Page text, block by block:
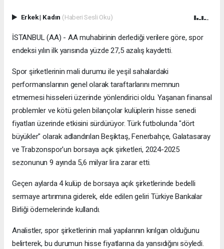
Erkek| Kadın (Haberi Sesli Oku)
İSTANBUL (AA) - AA muhabirinin derlediği verilere göre, spor
endeksi yılın ilk yarısında yüzde 27,5 azalış kaydetti.
Spor şirketlerinin mali durumu ile yeşil sahalardaki
performanslarının genel olarak taraftarlarını memnun
etmemesi hisseleri üzerinde yönlendirici oldu. Yaşanan finansal
problemler ve kötü gelen bilançolar kulüplerin hisse senedi
fiyatları üzerinde etkisini sürdürüyor. Türk futbolunda "dört
büyükler" olarak adlandırılan Beşiktaş, Fenerbahçe, Galatasaray
ve Trabzonspor'un borsaya açık şirketleri, 2024-2025
sezonunun 9 ayında 5,6 milyar lira zarar etti.
Geçen aylarda 4 kulüp de borsaya açık şirketlerinde bedelli
sermaye artırımına giderek, elde edilen geliri Türkiye Bankalar
Birliği ödemelerinde kullandı.
Analistler, spor şirketlerinin mali yapılarının kırılgan olduğunu
belirterek, bu durumun hisse fiyatlarına da yansıdığını söyledi.